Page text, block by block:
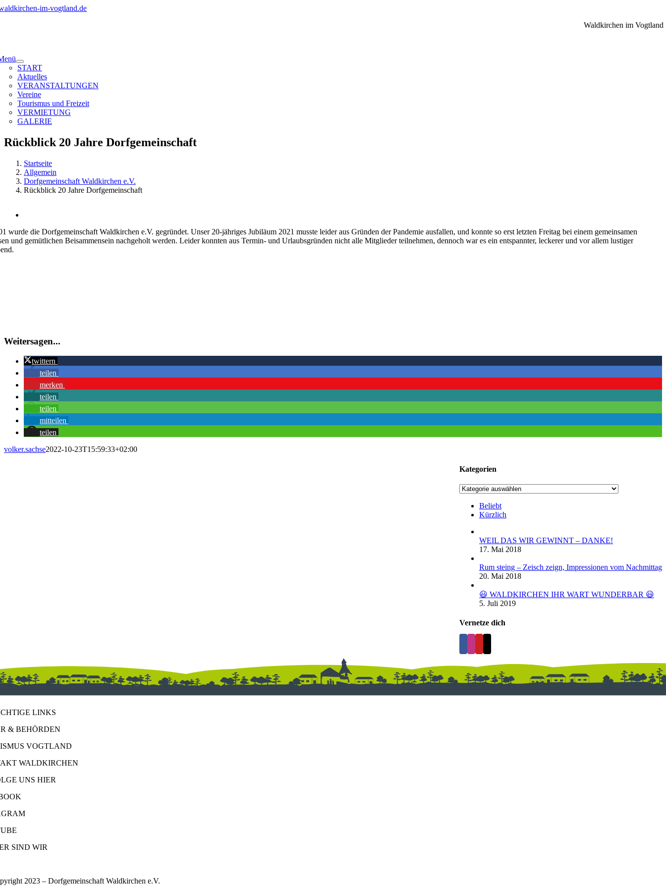
Zum
Waldkirchen im Vogtland
START
Aktuelles
VERANSTALTUNGEN
Vereine
Tourismus und Freizeit
VERMIETUNG
GALERIE
Rückblick 20 Jahre Dorfgemeinschaft
Startseite
Allgemein
Dorfgemeinschaft Waldkirchen e.V.
Rückblick 20 Jahre Dorfgemeinschaft
Bild
wurde die Dorfgemeinschaft Waldkirchen e.V. gegründet. Unser 20-jähriges Jubiläum 2021 musste leider aus Gründen der Pandemie ausfallen, und konnte so erst letzten Freitag bei einem gemeinsamen
und gemütlichen Beisammensein nachgeholt werden. Leider konnten aus Termin- und Urlaubsgründen nicht alle Mitglieder teilnehmen, dennoch war es ein entspannter, leckerer und vor allem lustiger
Weitersagen...
twittern
teilen
merken
teilen
teilen
mitteilen
teilen
volker.sachse2022-10-23T15:59:33+02:00
Kategorien
Kategorien
Beliebt
Kürzlich
WEIL DAS WIR GEWINNT – DANKE!
17. Mai 2018
Rum steing – Zeisch zeign, Impressionen vom Nachmittag
20. Mai 2018
😃 WALDKIRCHEN IHR WART WUNDERBAR 😃
5. Juli 2019
Vernetze dich
LINKS
& BEHÖRDEN
VOGTLAND
WALDKIRCHEN
UNS HIER
SIND WIR
2023 – Dorfgemeinschaft Waldkirchen e.V.